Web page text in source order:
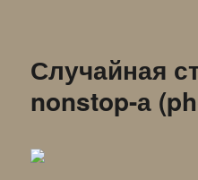
Случайная
nonstop-а